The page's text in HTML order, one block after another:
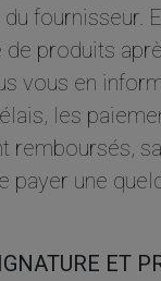
fournisseur.
de produits
vous en
les
remboursés,
payer une
ET